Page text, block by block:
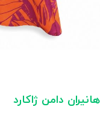
هانیران دامن ژاکارد